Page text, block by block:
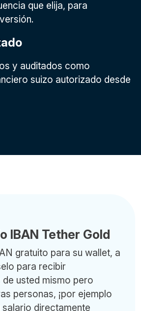
que elija, para
y auditados como
suizo autorizado desde
IBAN Tether Gold
gratuito para su wallet, a
para recibir
usted mismo pero
personas, ¡por ejemplo
directamente